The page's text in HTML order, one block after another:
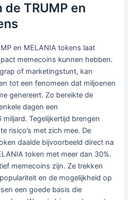
TRUMP en
en MELANIA tokens laat
memecoins kunnen hebben.
of marketingstunt, kan
tot een fenomeen dat miljoenen
genereert. Zo bereikte de
dagen een
Tegelijkertijd brengen
risico’s met zich mee. De
daalde bijvoorbeeld direct na
token met meer dan 30%.
memecoins zijn. Ze trekken
en de mogelijkheid op
een goede basis die